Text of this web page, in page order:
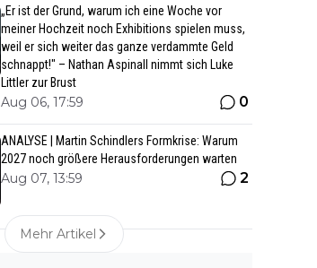
„Er ist der Grund, warum ich eine Woche vor
meiner Hochzeit noch Exhibitions spielen muss,
weil er sich weiter das ganze verdammte Geld
schnappt!" – Nathan Aspinall nimmt sich Luke
Littler zur Brust
Aug 06, 17:59 0
ANALYSE | Martin Schindlers Formkrise: Warum
2027 noch größere Herausforderungen warten
Aug 07, 13:59 2
Mehr Artikel